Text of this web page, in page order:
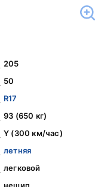
205
50
R17
93 (650 кг)
Y (300 км/час)
летняя
легковой